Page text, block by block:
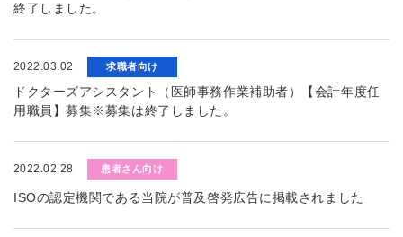
終了しました。
2022.03.02 求職者向け
ドクターズアシスタント（医師事務作業補助者）【会計年度任
用職員】募集※募集は終了しました。
2022.02.28 患者さん向け
ISOの認定機関である当院が普及啓発広告に掲載されました